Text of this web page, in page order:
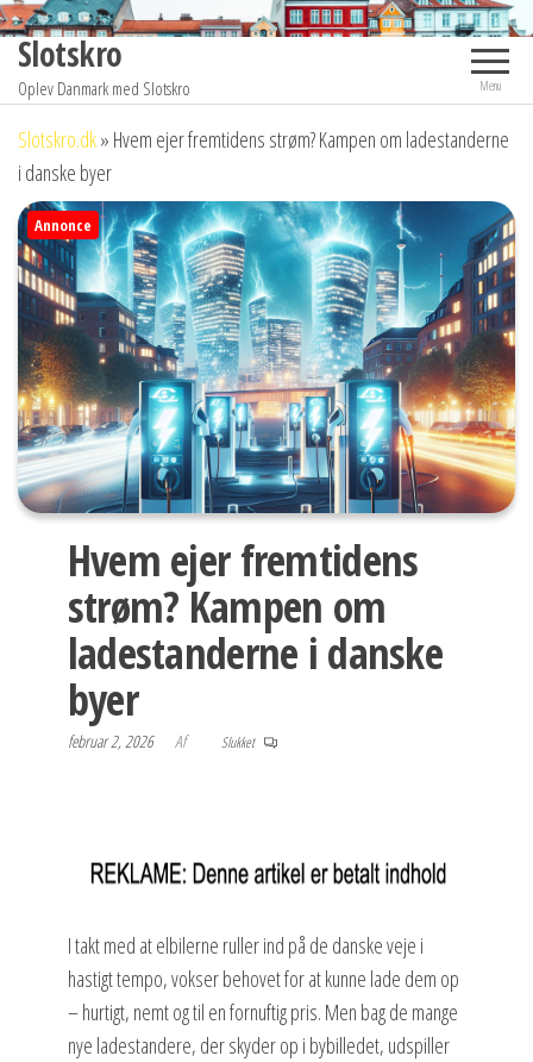
Videre
indhold
Slotskro
Oplev Danmark med Slotskro Menu
Slotskro.dk» Hvem ejer fremtidens strøm? Kampen om ladestanderne
i danske byer
Annonce
Hvem ejer fremtidens
strøm? Kampen om
ladestanderne i danske
byer
februar 2, 2026 Af Slukket
I takt med at elbilerne ruller ind på de danske veje i
hastigt tempo, vokser behovet for at kunne lade dem op
– hurtigt, nemt og til en fornuftig pris. Men bag de mange
nye ladestandere, der skyder op i bybilledet, udspiller